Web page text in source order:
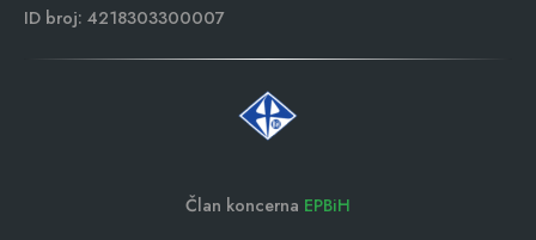
ID broj: 4218303300007
Član koncerna EPBiH